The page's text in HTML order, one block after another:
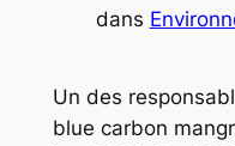
dans
Un des
blue carbon